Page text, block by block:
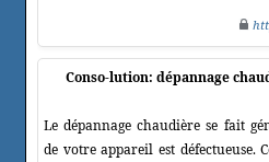
Conso-lution: dépannage
Le dépannage chaudière se fait
de votre appareil est défectueuse.